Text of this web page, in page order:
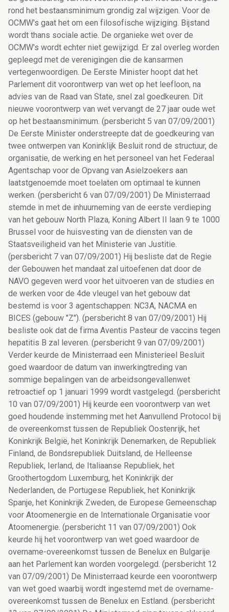
rond het bestaansminimum grondig zal wijzigen. Voor de
OCMW's gaat het om een filosofische wijziging. Bijstand
wordt thans sociale actie. De organieke wet over de
OCMW's wordt echter niet gewijzigd. Er zal overleg worden
gepleegd met de verenigingen die de kansarmen
vertegenwoordigen. De Eerste Minister hoopt dat het
Parlement dit voorontwerp van wet op het leefloon, na
advies van de Raad van State, snel zal goedkeuren. Dit
nieuwe voorontwerp van wet vervangt de 27 jaar oude wet
op het bestaansminimum. (persbericht 5 van 07/09/2001)
De Eerste Minister onderstreepte dat de goedkeuring van
twee ontwerpen van Koninklijk Besluit rond de structuur, de
organisatie, de werking en het personeel van het Federaal
Agentschap voor de Opvang van Asielzoekers aan
laatstgenoemde moet toelaten om optimaal te kunnen
werken. (persbericht 6 van 07/09/2001) De Ministerraad
stemde in met de inhuurneming van de eerste verdieping
van het gebouw North Plaza, Koning Albert II laan 9 te 1000
Brussel voor de huisvesting van de diensten van de
Staatsveiligheid van het Ministerie van Justitie.
(persbericht 7 van 07/09/2001) Hij besliste dat de Regie
der Gebouwen het mandaat zal uitoefenen dat door de
NAVO gegeven werd voor het uitvoeren van de studies en
de werken voor de 4de vleugel van het gebouw dat
bestemd is voor 3 agentschappen: NC3A, NACMA en
BICES (gebouw "Z"). (persbericht 8 van 07/09/2001) Hij
besliste ook dat de firma Aventis Pasteur de vaccins tegen
hepatitis B zal leveren. (persbericht 9 van 07/09/2001)
Verder keurde de Ministerraad een Ministerieel Besluit
goed waardoor de datum van inwerkingtreding van
sommige bepalingen van de arbeidsongevallenwet
retroactief op 1 januari 1999 wordt vastgelegd. (persbericht
10 van 07/09/2001) Hij keurde een voorontwerp van wet
goed houdende instemming met het Aanvullend Protocol bij
de overeenkomst tussen de Republiek Oostenrijk, het
Koninkrijk België, het Koninkrijk Denemarken, de Republiek
Finland, de Bondsrepubliek Duitsland, de Helleense
Republiek, Ierland, de Italiaanse Republiek, het
Groothertogdom Luxemburg, het Koninkrijk der
Nederlanden, de Portugese Republiek, het Koninkrijk
Spanje, het Koninkrijk Zweden, de Europese Gemeenschap
voor Atoomenergie en de Internationale Organisatie voor
Atoomenergie. (persbericht 11 van 07/09/2001) Ook
keurde hij het voorontwerp van wet goed waardoor de
overname-overeenkomst tussen de Benelux en Bulgarije
aan het Parlement kan worden voorgelegd. (persbericht 12
van 07/09/2001) De Ministerraad keurde een voorontwerp
van wet goed waarbij wordt ingestemd met de overname-
overeenkomst tussen de Benelux en Estland. (persbericht